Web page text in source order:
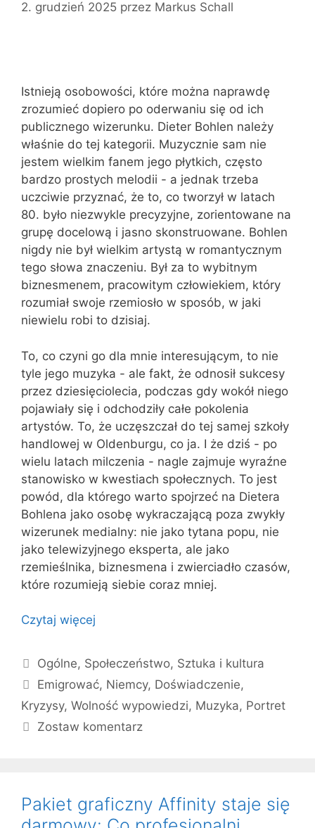
2. grudzień 2025 przez Markus Schall
Istnieją osobowości, które można naprawdę
zrozumieć dopiero po oderwaniu się od ich
publicznego wizerunku. Dieter Bohlen należy
właśnie do tej kategorii. Muzycznie sam nie
jestem wielkim fanem jego płytkich, często
bardzo prostych melodii - a jednak trzeba
uczciwie przyznać, że to, co tworzył w latach
80. było niezwykle precyzyjne, zorientowane na
grupę docelową i jasno skonstruowane. Bohlen
nigdy nie był wielkim artystą w romantycznym
tego słowa znaczeniu. Był za to wybitnym
biznesmenem, pracowitym człowiekiem, który
rozumiał swoje rzemiosło w sposób, w jaki
niewielu robi to dzisiaj.
To, co czyni go dla mnie interesującym, to nie
tyle jego muzyka - ale fakt, że odnosił sukcesy
przez dziesięciolecia, podczas gdy wokół niego
pojawiały się i odchodziły całe pokolenia
artystów. To, że uczęszczał do tej samej szkoły
handlowej w Oldenburgu, co ja. I że dziś - po
wielu latach milczenia - nagle zajmuje wyraźne
stanowisko w kwestiach społecznych. To jest
powód, dla którego warto spojrzeć na Dietera
Bohlena jako osobę wykraczającą poza zwykły
wizerunek medialny: nie jako tytana popu, nie
jako telewizyjnego eksperta, ale jako
rzemieślnika, biznesmena i zwierciadło czasów,
które rozumieją siebie coraz mniej.
Czytaj więcej
Kategorie
Ogólne, Społeczeństwo, Sztuka i kultura
Tagi
Emigrować, Niemcy, Doświadczenie,
Kryzysy, Wolność wypowiedzi, Muzyka, Portret
Zostaw komentarz
Pakiet graficzny Affinity staje się